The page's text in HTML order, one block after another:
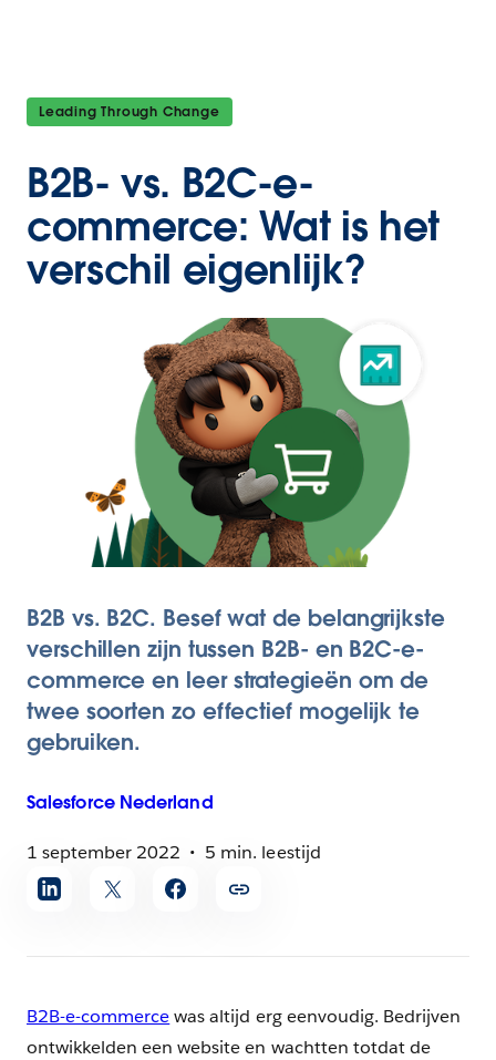
Leading Through Change
B2B- vs. B2C-e-
commerce: Wat is het
verschil eigenlijk?
B2B vs. B2C. Besef wat de belangrijkste
verschillen zijn tussen B2B- en B2C-e-
commerce en leer strategieën om de
twee soorten zo effectief mogelijk te
gebruiken.
Salesforce Nederland
1 september 2022
5 min. leestijd
Artikel
delen
B2B-e-commercewas altijd erg eenvoudig. Bedrijven
ontwikkelden een website en wachtten totdat de